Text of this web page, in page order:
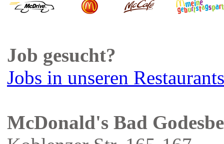
Job gesucht?
Jobs in unseren Restaurants
McDonald's Bad